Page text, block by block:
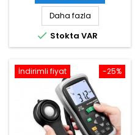
Daha fazla
 Stokta VAR
-25%
İndirimli fiyat